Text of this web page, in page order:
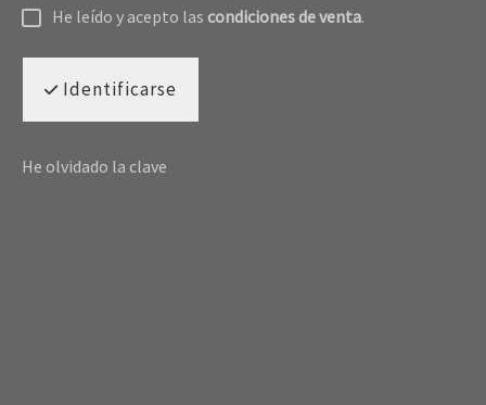
He leído y acepto las condiciones de venta.
Identificarse
He olvidado la clave